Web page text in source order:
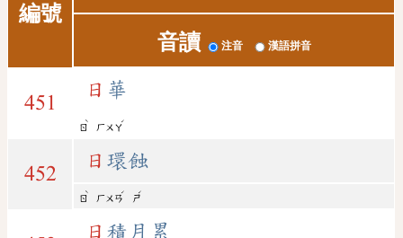
編號
音讀 注音 漢語拼音
451
日 華
ㄖ
ˋ
ㄏㄨㄚ
ˊ
452
日 環蝕
ㄖ
ˋ
ㄏㄨㄢ
ˊ
ㄕ
ˊ
日 積月累